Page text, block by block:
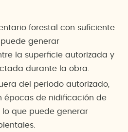
forestal con suficiente
generar
la superficie autorizada y
durante la obra.
del periodo autorizado,
épocas de nidificación de
que puede generar